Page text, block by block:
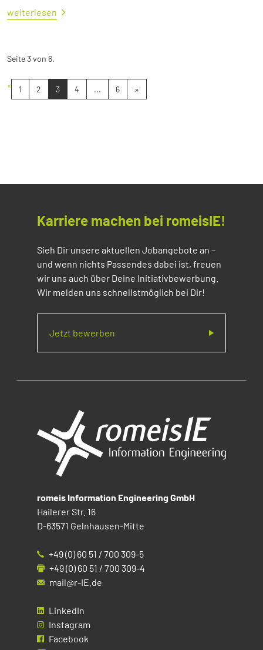
weiterlesen
Seite 3 von 6.
« 1 2 3 4 ... 6 »
Karriere machen bei romeisIE!
Sieh Dir unsere aktuellen Jobangebote an –
und wenn nichts Passendes dabei ist, freuen
wir uns auch über Deine Initiativbewerbung.
Wir melden uns schnellstmöglich bei Dir!
Jetzt bewerben
romeis Information Engineering GmbH
Hailerer Str. 16
D-63571 Gelnhausen-Mitte
+49 (0) 60 51 / 700 309-5
+49 (0) 60 51 / 700 309-4
mail@r-IE.de
LinkedIn
Instagram
Facebook